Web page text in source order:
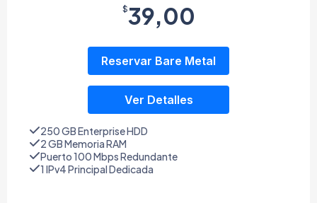
$39,00
Reservar Bare Metal
Ver Detalles
250 GB Enterprise HDD
2 GB Memoria RAM
Puerto 100 Mbps Redundante
1 IPv4 Principal Dedicada